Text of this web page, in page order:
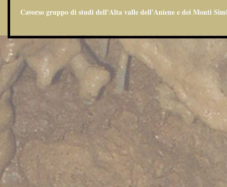
Cavorso gruppo di studi dell'Alta valle dell'Aniene e dei Monti